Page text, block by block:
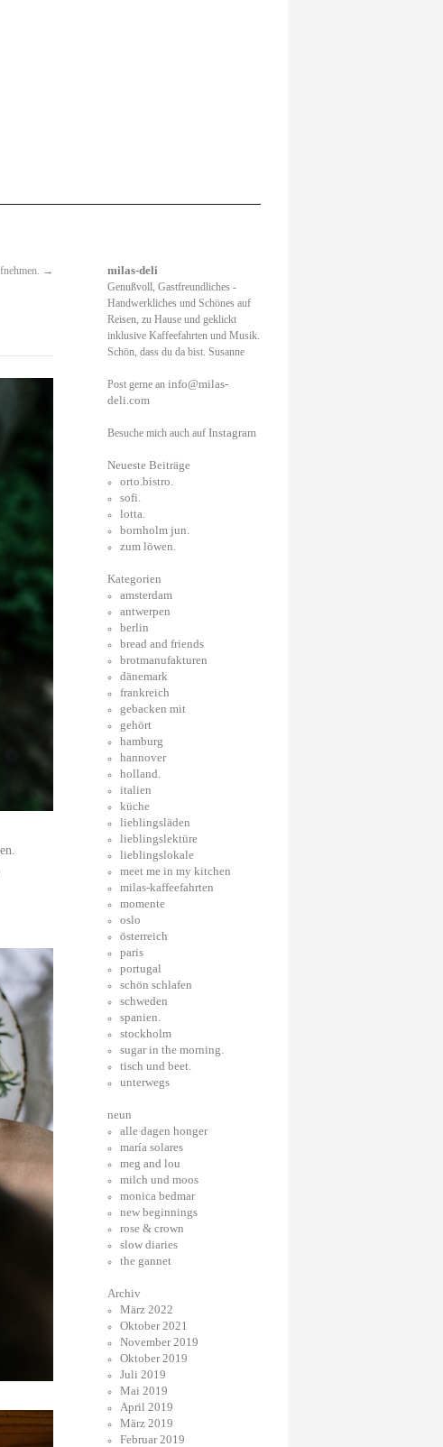
→
milas-deli
Genußvoll, Gastfreundliches -
Handwerkliches und Schönes auf
Reisen, zu Hause und geklickt
inklusive Kaffeefahrten und Musik.
Schön, dass du da bist. Susanne
Post gerne an info@milas-
deli.com
Besuche mich auch auf Instagram
Neueste Beiträge
orto.bistro.
sofi.
lotta.
bornholm jun.
zum löwen.
Kategorien
amsterdam
antwerpen
berlin
bread and friends
brotmanufakturen
dänemark
frankreich
gebacken mit
gehört
hamburg
hannover
holland.
italien
küche
lieblingsläden
lieblingslektüre
lieblingslokale
meet me in my kitchen
milas-kaffeefahrten
momente
oslo
österreich
paris
portugal
schön schlafen
schweden
spanien.
stockholm
sugar in the morning.
tisch und beet.
unterwegs
neun
alle dagen honger
maría solares
meg and lou
milch und moos
monica bedmar
new beginnings
rose & crown
slow diaries
the gannet
Archiv
März 2022
Oktober 2021
November 2019
Oktober 2019
Juli 2019
Mai 2019
April 2019
März 2019
Februar 2019